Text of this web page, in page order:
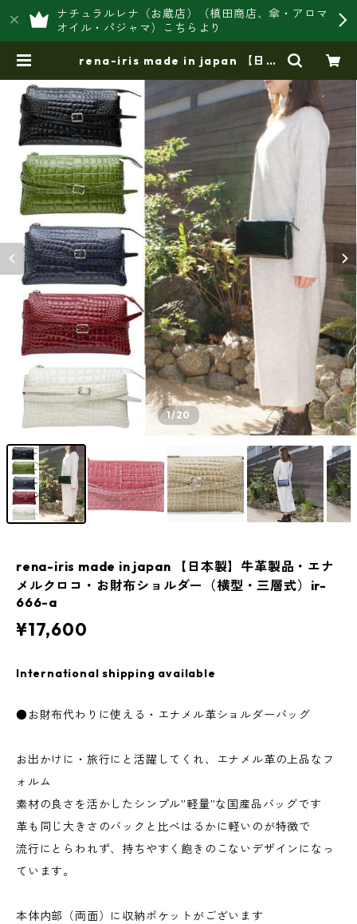
ナチュラルレナ（お蔵店）（槙田商店、傘・アロマ
オイル・パジャマ）こちらより
rena-iris made in japan 【日本
財布ショルダー（横型・三層式）ir-
666-a | 豊岡製オリジナルバッグ製
造販売【日本製・バッグ財布 専門
店】レナ ジャパンメイド ショッ
プ
1/20
rena-iris made in japan 【日本製】牛革製品・エナ
メルクロコ・お財布ショルダー（横型・三層式）ir-
666-a
¥17,600
International shipping available
●お財布代わりに使える・エナメル革ショルダーバッグ
お出かけに・旅行にと活躍してくれ、エナメル革の上品なフ
ォルム
素材の良さを活かしたシンプル”軽量”な国産品バッグです
革も同じ大きさのバックと比べはるかに軽いのが特徴で
流行にとらわれず、持ちやすく飽きのこないデザインになっ
ています。
本体内部（両面）に収納ポケットがございます